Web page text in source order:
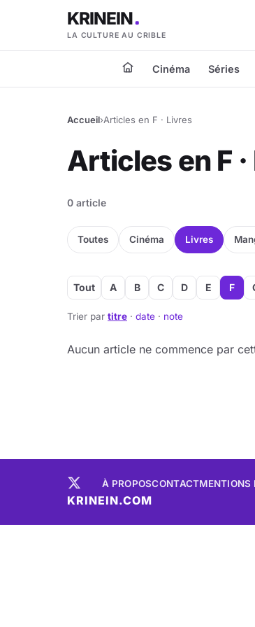
KRINEIN
LA CULTURE AU CRIBLE
Cinéma Séries
Accueil›Articles en F · Livres
Articles en F
0 article
Toutes Cinéma Livres
Tout A B C D E F
Trier par titre · date · note
Aucun article ne commence par
À PROPOSCONTACTMENTIONS
KRINEIN.COM